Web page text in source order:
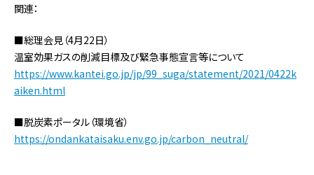
関連：
■総理会見（4月22日）
温室効果ガスの削減目標及び緊急事態宣言等について
https://www.kantei.go.jp/jp/99_suga/statement/2021/0422k
aiken.html
■脱炭素ポータル（環境省）
https://ondankataisaku.env.go.jp/carbon_neutral/